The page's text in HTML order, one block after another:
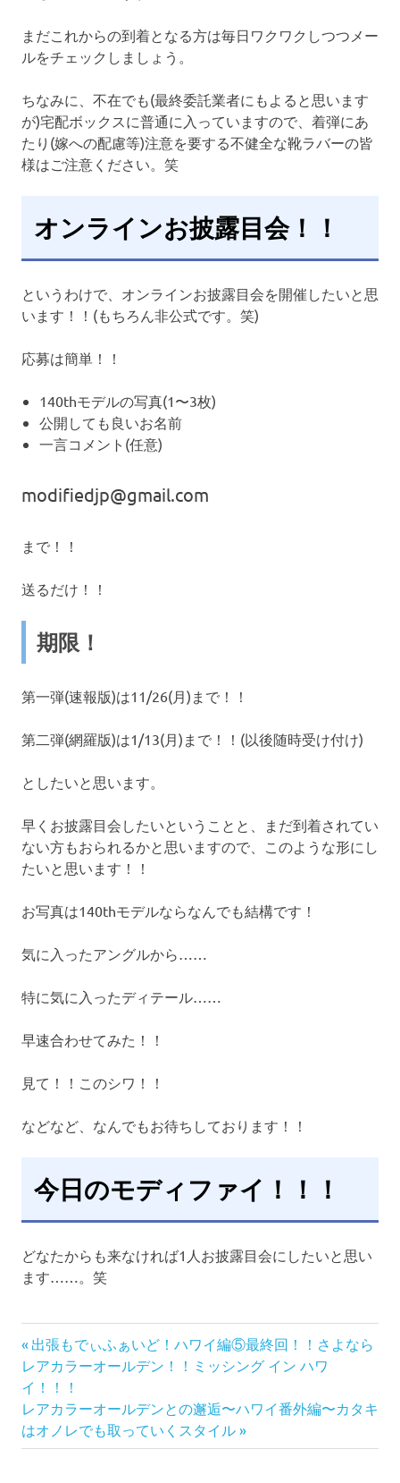
まだこれからの到着となる方は毎日ワクワクしつつメー
ルをチェックしましょう。
ちなみに、不在でも(最終委託業者にもよると思います
が)宅配ボックスに普通に入っていますので、着弾にあ
たり(嫁への配慮等)注意を要する不健全な靴ラバーの皆
様はご注意ください。笑
オンラインお披露目会！！
というわけで、オンラインお披露目会を開催したいと思
います！！(もちろん非公式です。笑)
応募は簡単！！
140thモデルの写真(1〜3枚)
公開しても良いお名前
一言コメント(任意)
modifiedjp@gmail.com
まで！！
送るだけ！！
期限！
第一弾(速報版)は11/26(月)まで！！
第二弾(網羅版)は1/13(月)まで！！(以後随時受け付け)
としたいと思います。
早くお披露目会したいということと、まだ到着されてい
ない方もおられるかと思いますので、このような形にし
たいと思います！！
お写真は140thモデルならなんでも結構です！
気に入ったアングルから……
特に気に入ったディテール……
早速合わせてみた！！
見て！！このシワ！！
などなど、なんでもお待ちしております！！
今日のモディファイ！！！
どなたからも来なければ1人お披露目会にしたいと思い
ます……。笑
投
稿
ナ
前
の
記
事:
出張もでぃふぁいど！ハワイ編⑤最終回！！さよなら
レアカラーオールデン！！ミッシング イン ハワ
イ！！！
次
の
記
レアカラーオールデンとの邂逅〜ハワイ番外編〜カタキ
はオノレでも取っていくスタイル